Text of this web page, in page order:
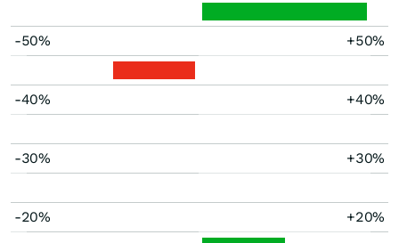
-50% +50%
-40% +40%
-30% +30%
-20% +20%